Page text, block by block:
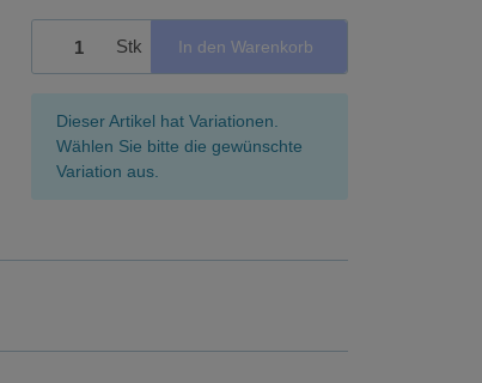
Stk In den Warenkorb
x
Dieser Artikel hat Variationen.
Wählen Sie bitte die gewünschte
Variation aus.